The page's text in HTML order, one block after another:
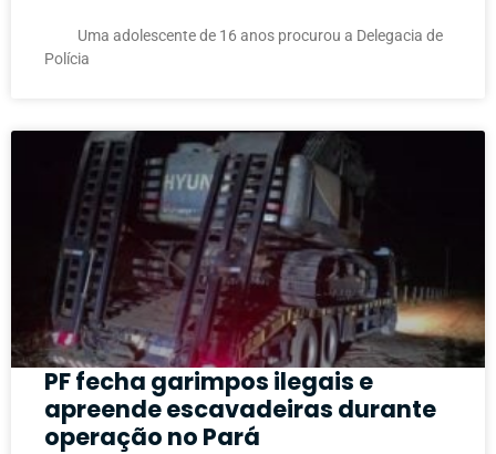
Uma adolescente de 16 anos procurou a Delegacia de
Polícia
PF fecha garimpos ilegais e
apreende escavadeiras durante
operação no Pará